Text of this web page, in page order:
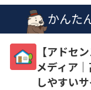
かんた
【アドセ
メディア
しやすい